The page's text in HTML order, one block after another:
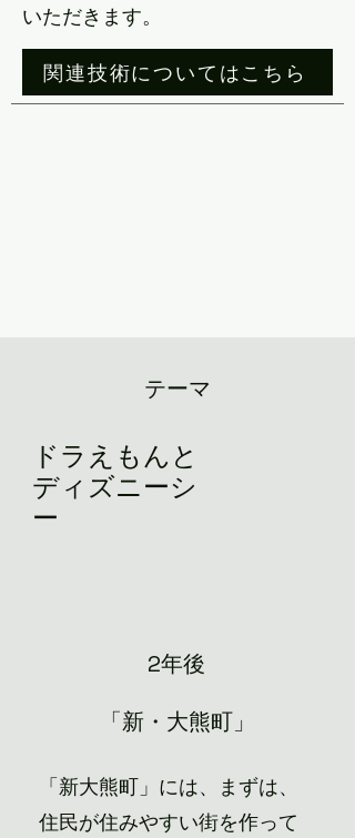
いただきます。
関連技術についてはこちら
​テーマ
​ドラえもんと
ディズニーシ
ー
2年後
「新・大熊町」
「新大熊町」には、まずは、
住民が住みやすい街を作って